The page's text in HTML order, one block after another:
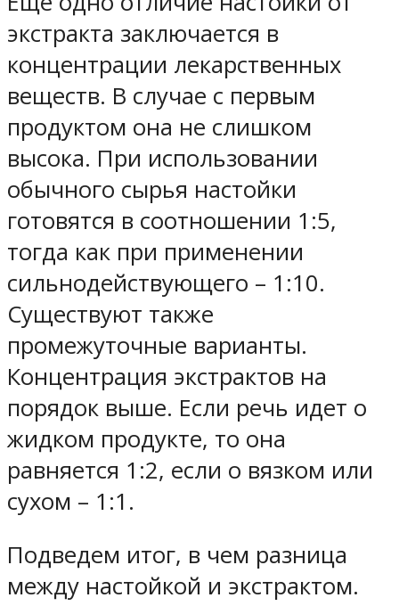
экстракта заключается в
концентрации лекарственных
веществ. В случае с первым
продуктом она не слишком
высока. При использовании
обычного сырья настойки
готовятся в соотношении 1:5,
тогда как при применении
сильнодействующего – 1:10.
Существуют также
промежуточные варианты.
Концентрация экстрактов на
порядок выше. Если речь идет о
жидком продукте, то она
равняется 1:2, если о вязком или
сухом – 1:1.
Подведем итог, в чем разница
между настойкой и экстрактом.